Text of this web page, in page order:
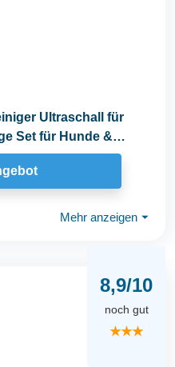
Ultraschall für
Set für Hunde &
Mehr anzeigen ⏷
8,9/10
noch gut
★★★